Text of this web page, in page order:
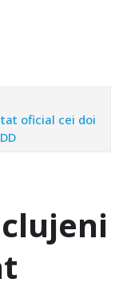
oficial cei doi